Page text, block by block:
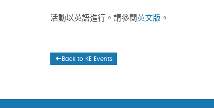
活動以英語進行。請參閱英文版 。
Back to KE Events